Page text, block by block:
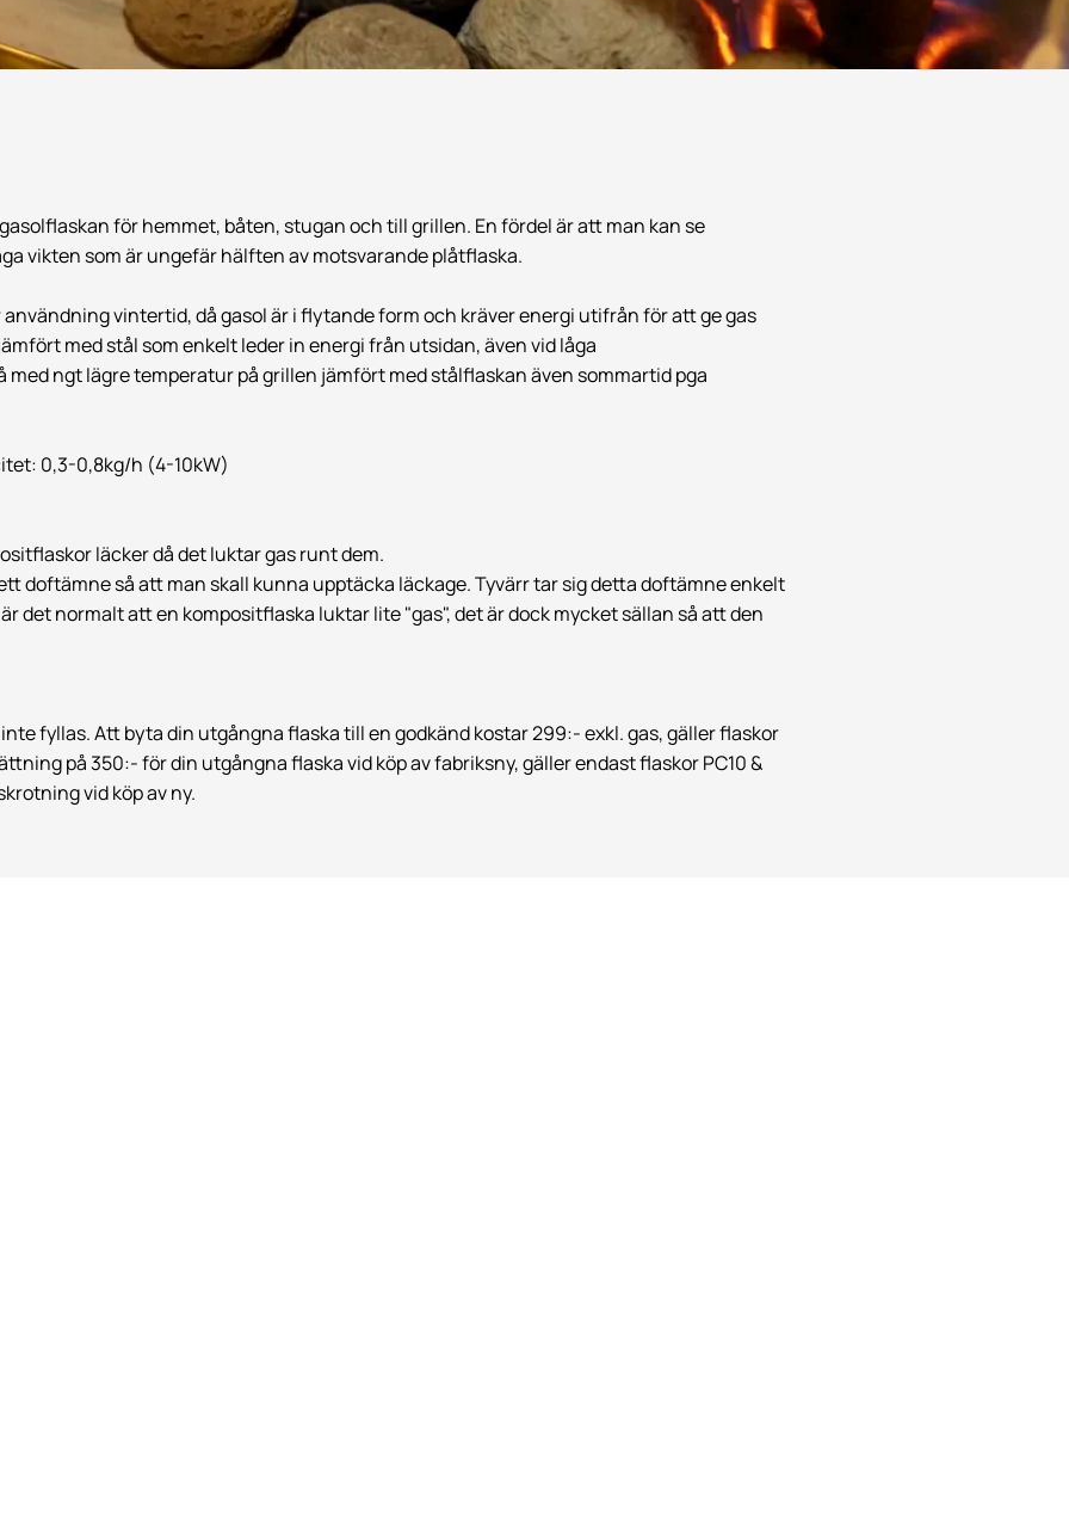
för hemmet, båten, stugan och till grillen. En fördel är att man kan se
vikten som är ungefär hälften av motsvarande plåtflaska.
vintertid, då gasol är i flytande form och kräver energi utifrån för att ge gas
med stål som enkelt leder in energi från utsidan, även vid låga
ngt lägre temperatur på grillen jämfört med stålflaskan även sommartid pga
0,3-0,8kg/h (4-10kW)
läcker då det luktar gas runt dem.
doftämne så att man skall kunna upptäcka läckage. Tyvärr tar sig detta doftämne enkelt
det normalt att en kompositflaska luktar lite "gas", det är dock mycket sällan så att den
fyllas. Att byta din utgångna flaska till en godkänd kostar 299:- exkl. gas, gäller flaskor
på 350:- för din utgångna flaska vid köp av fabriksny, gäller endast flaskor PC10 &
vid köp av ny.